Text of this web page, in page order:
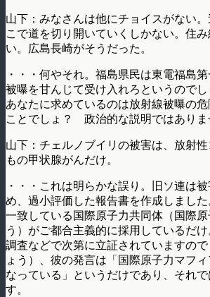
山下：みなさんは他にチョイスがない
こで道を切り開いていくしかない。住
い。広島長崎がそうだった。
・・・何やそれ。福島県民は東電福島
被曝を甘んじて受け入れろというので
あなたに求めているのは放射線被曝の
ことでしょ？ 政治的な説明ではありま
山下：チェルノブイリの被害は、放射
もの甲状腺がんだけ。
・・・これは明らかな誤り。旧ソ連は
め、過小評価した報告書を作成しまし
一致している国際原子力共同体（国際
う）がご都合主義的に採用しているだ
調査などで次第に立証されていますの
ょう）、彼の発言は「国際原子力マフ
なっている」というだけであり、それ
す。